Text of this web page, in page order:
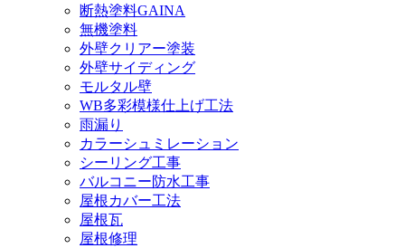
断熱塗料GAINA
無機塗料
外壁クリアー塗装
外壁サイディング
モルタル壁
WB多彩模様仕上げ工法
雨漏り
カラーシュミレーション
シーリング工事
バルコニー防水工事
屋根カバー工法
屋根瓦
屋根修理